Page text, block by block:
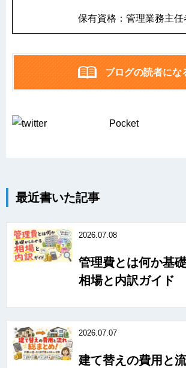
保有資格：管理業務主任
ブログの読者にな
Pocket
最近書いた記事
2026.07.08
管理費とは何か基
相場と内訳ガイド
2026.07.07
建て替えの費用と